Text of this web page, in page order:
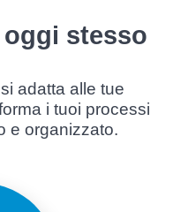
oggi stesso
adatta alle tue
i tuoi processi
e organizzato.